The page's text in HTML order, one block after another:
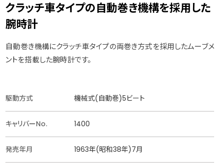
クラッチ車タイプの自動巻き機構を採用した
腕時計
自動巻き機構にクラッチ車タイプの両巻き方式を採用したムーブメ
ントを搭載した腕時計です。
駆動方式 機械式(自動巻)5ビート
キャリバーNo. 1400
発売年月 1963年(昭和38年)7月